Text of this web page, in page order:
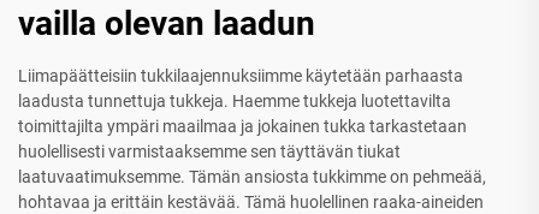
vailla olevan laadun
Liimapäätteisiin tukkilaajennuksiimme käytetään parhaasta
laadusta tunnettuja tukkeja. Haemme tukkeja luotettavilta
toimittajilta ympäri maailmaa ja jokainen tukka tarkastetaan
huolellisesti varmistaaksemme sen täyttävän tiukat
laatuvaatimuksemme. Tämän ansiosta tukkimme on pehmeää,
hohtavaa ja erittäin kestävää. Tämä huolellinen raaka-aineiden